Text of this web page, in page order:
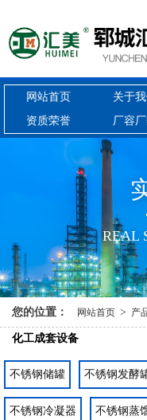
网站首页 关于
资质荣誉
厂容
REAL
您的位置： 网站首页 > 产
化工成套设备
不锈钢储罐 不锈钢发酵
不锈钢冷凝器 不锈钢蒸